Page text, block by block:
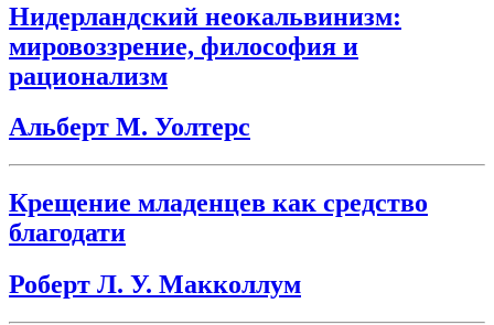
Нидерландский неокальвинизм:
мировоззрение, философия и
рационализм
Альберт М. Уолтерс
Крещение младенцев как средство
благодати
Роберт Л. У. Макколлум